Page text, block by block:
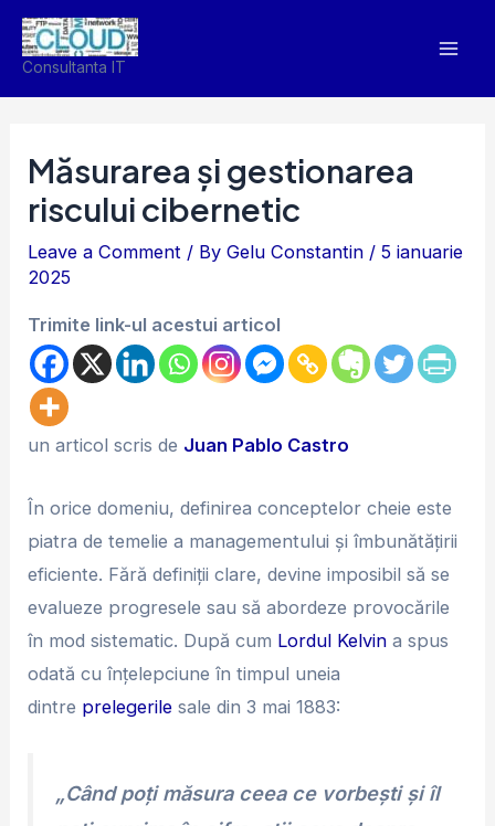
Skip
Consultanta IT
Măsurarea și gestionarea
riscului cibernetic
Leave a Comment / ByGelu Constantin /5 ianuarie
2025
Trimite link-ul acestui articol
un articol scris de Juan Pablo Castro
În orice domeniu, definirea conceptelor cheie este
piatra de temelie a managementului și îmbunătățirii
eficiente. Fără definiții clare, devine imposibil să se
evalueze progresele sau să abordeze provocările
în mod sistematic. După cum Lordul Kelvin a spus
odată cu înțelepciune în timpul uneia
dintre prelegerile sale din 3 mai 1883:
„Când poți măsura ceea ce vorbești și îl